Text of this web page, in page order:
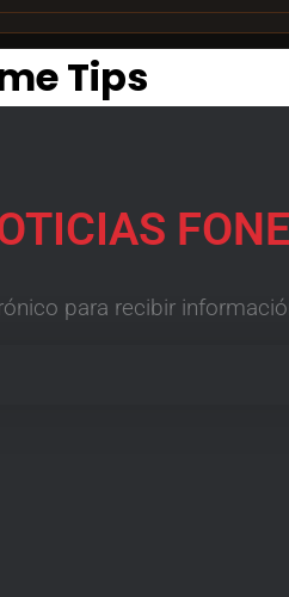
Tips
para recibir